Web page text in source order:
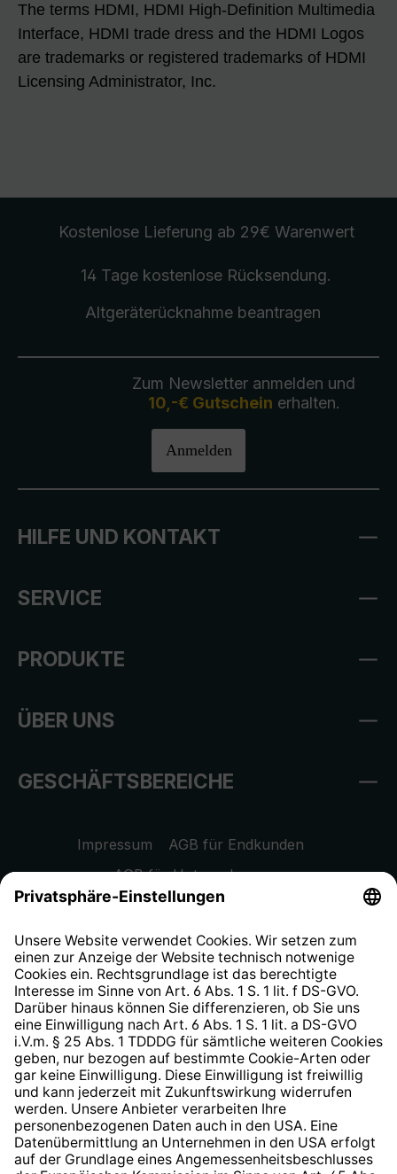
The terms HDMI, HDMI High-Definition Multimedia
Interface, HDMI trade dress and the HDMI Logos
are trademarks or registered trademarks of HDMI
Licensing Administrator, Inc.
Kostenlose Lieferung ab 29€ Warenwert
14 Tage kostenlose Rücksendung.
Altgeräterücknahmebeantragen
Zum Newsletter anmelden und
10,-€ Gutschein erhalten.
Anmelden
HILFE UND KONTAKT
SERVICE
PRODUKTE
ÜBER UNS
GESCHÄFTSBEREICHE
Impressum
AGB für Endkunden
AGB für Unternehmen
Datenschutzhinweis
Widerrufsrecht
Hinweisgeberschutzsystem
Barrierefreiheit